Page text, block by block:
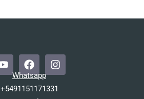
Y
o
u
t
F
a
c
e
I
n
s
t
Whatsapp
+5491151171331